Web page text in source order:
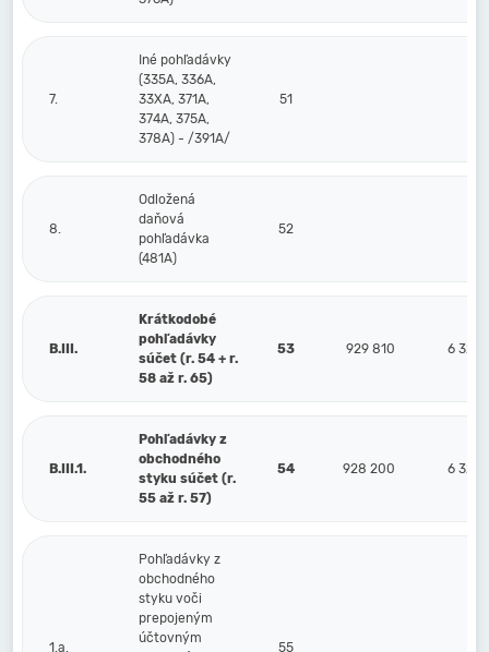
7.
Iné pohľadávky
(335A, 336A,
33XA, 371A,
374A, 375A,
378A) - /391A/
51
8.
Odložená
daňová
pohľadávka
(481A)
52
B.III.
Krátkodobé
pohľadávky
súčet (r. 54 + r.
58 až r. 65)
53 929 810 6 322
B.III.1.
Pohľadávky z
obchodného
styku súčet (r.
55 až r. 57)
54 928 200 6 322
1.a.
Pohľadávky z
obchodného
styku voči
prepojeným
účtovným
55